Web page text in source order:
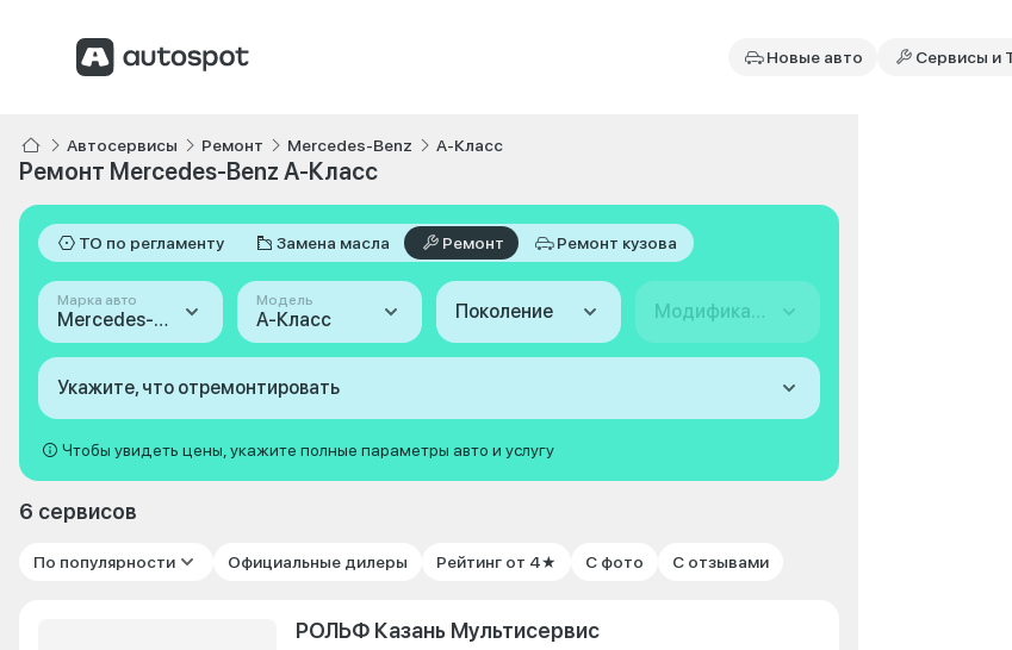
Новые авто Сервисы и
Автосервисы Ремонт Mercedes-Benz A-Класс
Ремонт Mercedes-Benz A-Класс
ТО по регламенту Замена масла Ремонт Ремонт кузова
Марка авто
Mercedes-Benz
Модель
A-Класс Поколение Модификация
Укажите, что отремонтировать
Чтобы увидеть цены, укажите полные параметры авто и услугу
6 сервисов
По популярности Официальные дилеры Рейтинг от 4★ С фото С отзывами
РОЛЬФ Казань Мультисервис